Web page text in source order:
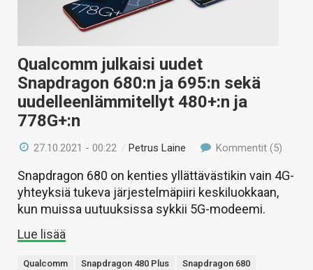
Qualcomm julkaisi uudet
Snapdragon 680:n ja 695:n sekä
uudelleenlämmitellyt 480+:n ja
778G+:n
27.10.2021 - 00:22 /Petrus Laine Kommentit (5)
Snapdragon 680 on kenties yllättävästikin vain 4G-
yhteyksiä tukeva järjestelmäpiiri keskiluokkaan,
kun muissa uutuuksissa sykkii 5G-modeemi.
Lue lisää
Qualcomm Snapdragon 480 Plus
Snapdragon 680